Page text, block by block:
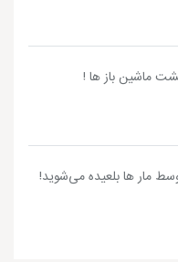
ماشین باز ها !
مار ها بلعیده می‌شوید!